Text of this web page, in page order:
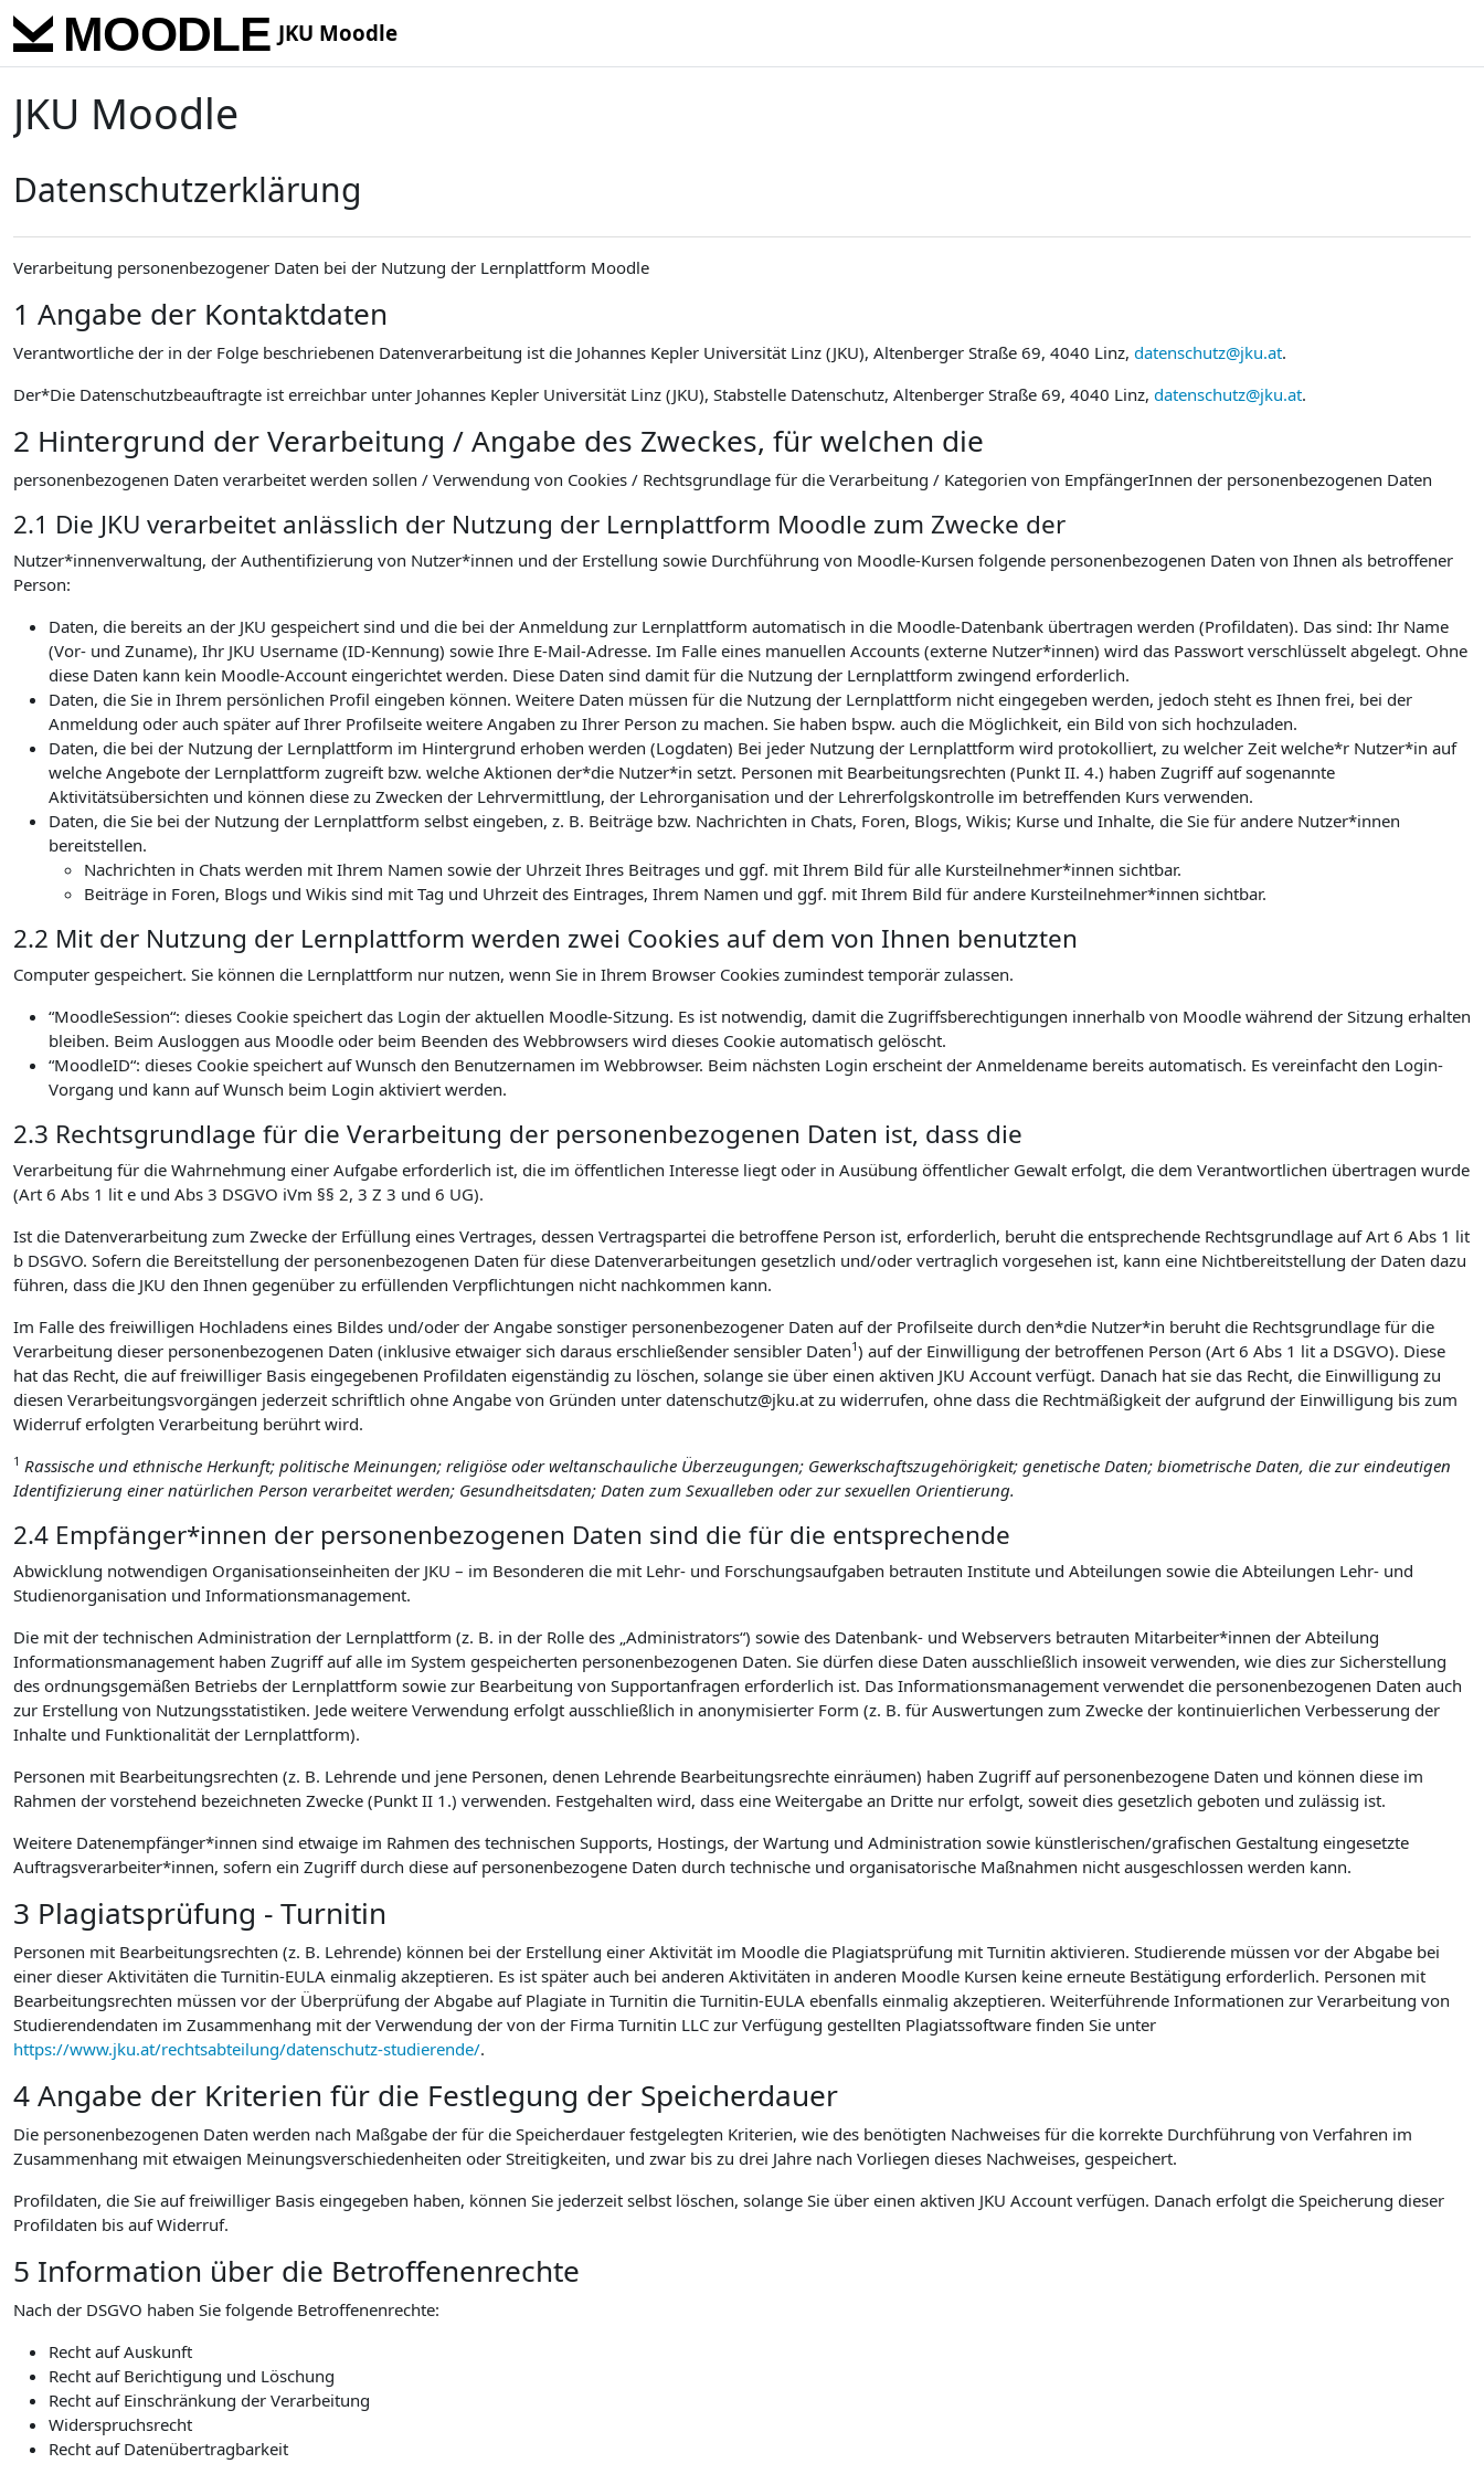
Skip to main content
JKU Moodle
JKU Moodle
Datenschutzerklärung
Verarbeitung personenbezogener Daten bei der Nutzung der Lernplattform Moodle
1 Angabe der Kontaktdaten
Verantwortliche der in der Folge beschriebenen Datenverarbeitung ist die Johannes Kepler Universität Linz (JKU), Altenberger Straße 69, 4040 Linz, datenschutz@jku.at.
Der*Die Datenschutzbeauftragte ist erreichbar unter Johannes Kepler Universität Linz (JKU), Stabstelle Datenschutz, Altenberger Straße 69, 4040 Linz, datenschutz@jku.at.
2 Hintergrund der Verarbeitung / Angabe des Zweckes, für welchen die
personenbezogenen Daten verarbeitet werden sollen / Verwendung von Cookies / Rechtsgrundlage für die Verarbeitung / Kategorien von EmpfängerInnen der personenbezogenen Daten
2.1 Die JKU verarbeitet anlässlich der Nutzung der Lernplattform Moodle zum Zwecke der
Nutzer*innenverwaltung, der Authentifizierung von Nutzer*innen und der Erstellung sowie Durchführung von Moodle-Kursen folgende personenbezogenen Daten von Ihnen als betroffener
Person:
Daten, die bereits an der JKU gespeichert sind und die bei der Anmeldung zur Lernplattform automatisch in die Moodle-Datenbank übertragen werden (Profildaten). Das sind: Ihr Name
(Vor- und Zuname), Ihr JKU Username (ID-Kennung) sowie Ihre E-Mail-Adresse. Im Falle eines manuellen Accounts (externe Nutzer*innen) wird das Passwort verschlüsselt abgelegt. Ohne
diese Daten kann kein Moodle-Account eingerichtet werden. Diese Daten sind damit für die Nutzung der Lernplattform zwingend erforderlich.
Daten, die Sie in Ihrem persönlichen Profil eingeben können. Weitere Daten müssen für die Nutzung der Lernplattform nicht eingegeben werden, jedoch steht es Ihnen frei, bei der
Anmeldung oder auch später auf Ihrer Profilseite weitere Angaben zu Ihrer Person zu machen. Sie haben bspw. auch die Möglichkeit, ein Bild von sich hochzuladen.
Daten, die bei der Nutzung der Lernplattform im Hintergrund erhoben werden (Logdaten) Bei jeder Nutzung der Lernplattform wird protokolliert, zu welcher Zeit welche*r Nutzer*in auf
welche Angebote der Lernplattform zugreift bzw. welche Aktionen der*die Nutzer*in setzt. Personen mit Bearbeitungsrechten (Punkt II. 4.) haben Zugriff auf sogenannte
Aktivitätsübersichten und können diese zu Zwecken der Lehrvermittlung, der Lehrorganisation und der Lehrerfolgskontrolle im betreffenden Kurs verwenden.
Daten, die Sie bei der Nutzung der Lernplattform selbst eingeben, z. B. Beiträge bzw. Nachrichten in Chats, Foren, Blogs, Wikis; Kurse und Inhalte, die Sie für andere Nutzer*innen
bereitstellen.
Nachrichten in Chats werden mit Ihrem Namen sowie der Uhrzeit Ihres Beitrages und ggf. mit Ihrem Bild für alle Kursteilnehmer*innen sichtbar.
Beiträge in Foren, Blogs und Wikis sind mit Tag und Uhrzeit des Eintrages, Ihrem Namen und ggf. mit Ihrem Bild für andere Kursteilnehmer*innen sichtbar.
2.2 Mit der Nutzung der Lernplattform werden zwei Cookies auf dem von Ihnen benutzten
Computer gespeichert. Sie können die Lernplattform nur nutzen, wenn Sie in Ihrem Browser Cookies zumindest temporär zulassen.
“MoodleSession“: dieses Cookie speichert das Login der aktuellen Moodle-Sitzung. Es ist notwendig, damit die Zugriffsberechtigungen innerhalb von Moodle während der Sitzung erhalten
bleiben. Beim Ausloggen aus Moodle oder beim Beenden des Webbrowsers wird dieses Cookie automatisch gelöscht.
“MoodleID“: dieses Cookie speichert auf Wunsch den Benutzernamen im Webbrowser. Beim nächsten Login erscheint der Anmeldename bereits automatisch. Es vereinfacht den Login-
Vorgang und kann auf Wunsch beim Login aktiviert werden.
2.3 Rechtsgrundlage für die Verarbeitung der personenbezogenen Daten ist, dass die
Verarbeitung für die Wahrnehmung einer Aufgabe erforderlich ist, die im öffentlichen Interesse liegt oder in Ausübung öffentlicher Gewalt erfolgt, die dem Verantwortlichen übertragen wurde
(Art 6 Abs 1 lit e und Abs 3 DSGVO iVm §§ 2, 3 Z 3 und 6 UG).
Ist die Datenverarbeitung zum Zwecke der Erfüllung eines Vertrages, dessen Vertragspartei die betroffene Person ist, erforderlich, beruht die entsprechende Rechtsgrundlage auf Art 6 Abs 1 lit
b DSGVO. Sofern die Bereitstellung der personenbezogenen Daten für diese Datenverarbeitungen gesetzlich und/oder vertraglich vorgesehen ist, kann eine Nichtbereitstellung der Daten dazu
führen, dass die JKU den Ihnen gegenüber zu erfüllenden Verpflichtungen nicht nachkommen kann.
Im Falle des freiwilligen Hochladens eines Bildes und/oder der Angabe sonstiger personenbezogener Daten auf der Profilseite durch den*die Nutzer*in beruht die Rechtsgrundlage für die
Verarbeitung dieser personenbezogenen Daten (inklusive etwaiger sich daraus erschließender sensibler Daten1) auf der Einwilligung der betroffenen Person (Art 6 Abs 1 lit a DSGVO). Diese
hat das Recht, die auf freiwilliger Basis eingegebenen Profildaten eigenständig zu löschen, solange sie über einen aktiven JKU Account verfügt. Danach hat sie das Recht, die Einwilligung zu
diesen Verarbeitungsvorgängen jederzeit schriftlich ohne Angabe von Gründen unter datenschutz@jku.at zu widerrufen, ohne dass die Rechtmäßigkeit der aufgrund der Einwilligung bis zum
Widerruf erfolgten Verarbeitung berührt wird.
1 Rassische und ethnische Herkunft; politische Meinungen; religiöse oder weltanschauliche Überzeugungen; Gewerkschaftszugehörigkeit; genetische Daten; biometrische Daten, die zur eindeutigen
Identifizierung einer natürlichen Person verarbeitet werden; Gesundheitsdaten; Daten zum Sexualleben oder zur sexuellen Orientierung.
2.4 Empfänger*innen der personenbezogenen Daten sind die für die entsprechende
Abwicklung notwendigen Organisationseinheiten der JKU – im Besonderen die mit Lehr- und Forschungsaufgaben betrauten Institute und Abteilungen sowie die Abteilungen Lehr- und
Studienorganisation und Informationsmanagement.
Die mit der technischen Administration der Lernplattform (z. B. in der Rolle des „Administrators“) sowie des Datenbank- und Webservers betrauten Mitarbeiter*innen der Abteilung
Informationsmanagement haben Zugriff auf alle im System gespeicherten personenbezogenen Daten. Sie dürfen diese Daten ausschließlich insoweit verwenden, wie dies zur Sicherstellung
des ordnungsgemäßen Betriebs der Lernplattform sowie zur Bearbeitung von Supportanfragen erforderlich ist. Das Informationsmanagement verwendet die personenbezogenen Daten auch
zur Erstellung von Nutzungsstatistiken. Jede weitere Verwendung erfolgt ausschließlich in anonymisierter Form (z. B. für Auswertungen zum Zwecke der kontinuierlichen Verbesserung der
Inhalte und Funktionalität der Lernplattform).
Personen mit Bearbeitungsrechten (z. B. Lehrende und jene Personen, denen Lehrende Bearbeitungsrechte einräumen) haben Zugriff auf personenbezogene Daten und können diese im
Rahmen der vorstehend bezeichneten Zwecke (Punkt II 1.) verwenden. Festgehalten wird, dass eine Weitergabe an Dritte nur erfolgt, soweit dies gesetzlich geboten und zulässig ist.
Weitere Datenempfänger*innen sind etwaige im Rahmen des technischen Supports, Hostings, der Wartung und Administration sowie künstlerischen/grafischen Gestaltung eingesetzte
Auftragsverarbeiter*innen, sofern ein Zugriff durch diese auf personenbezogene Daten durch technische und organisatorische Maßnahmen nicht ausgeschlossen werden kann.
3 Plagiatsprüfung - Turnitin
Personen mit Bearbeitungsrechten (z. B. Lehrende) können bei der Erstellung einer Aktivität im Moodle die Plagiatsprüfung mit Turnitin aktivieren. Studierende müssen vor der Abgabe bei
einer dieser Aktivitäten die Turnitin-EULA einmalig akzeptieren. Es ist später auch bei anderen Aktivitäten in anderen Moodle Kursen keine erneute Bestätigung erforderlich. Personen mit
Bearbeitungsrechten müssen vor der Überprüfung der Abgabe auf Plagiate in Turnitin die Turnitin-EULA ebenfalls einmalig akzeptieren. Weiterführende Informationen zur Verarbeitung von
Studierendendaten im Zusammenhang mit der Verwendung der von der Firma Turnitin LLC zur Verfügung gestellten Plagiatssoftware finden Sie unter
https://www.jku.at/rechtsabteilung/datenschutz-studierende/.
4 Angabe der Kriterien für die Festlegung der Speicherdauer
Die personenbezogenen Daten werden nach Maßgabe der für die Speicherdauer festgelegten Kriterien, wie des benötigten Nachweises für die korrekte Durchführung von Verfahren im
Zusammenhang mit etwaigen Meinungsverschiedenheiten oder Streitigkeiten, und zwar bis zu drei Jahre nach Vorliegen dieses Nachweises, gespeichert.
Profildaten, die Sie auf freiwilliger Basis eingegeben haben, können Sie jederzeit selbst löschen, solange Sie über einen aktiven JKU Account verfügen. Danach erfolgt die Speicherung dieser
Profildaten bis auf Widerruf.
5 Information über die Betroffenenrechte
Nach der DSGVO haben Sie folgende Betroffenenrechte:
Recht auf Auskunft
Recht auf Berichtigung und Löschung
Recht auf Einschränkung der Verarbeitung
Widerspruchsrecht
Recht auf Datenübertragbarkeit